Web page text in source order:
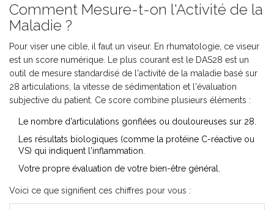
Comment Mesure-t-on l'Activité de la
Maladie ?
Pour viser une cible, il faut un viseur. En rhumatologie, ce viseur
est un score numérique. Le plus courant est le DAS28 est un
outil de mesure standardisé de l'activité de la maladie basé sur
28 articulations, la vitesse de sédimentation et l'évaluation
subjective du patient . Ce score combine plusieurs éléments :
Le nombre d'articulations gonflées ou douloureuses sur 28.
Les résultats biologiques (comme la protéine C-réactive ou
VS) qui indiquent l'inflammation.
Votre propre évaluation de votre bien-être général.
Voici ce que signifient ces chiffres pour vous :